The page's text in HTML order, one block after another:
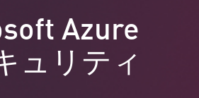
Azure
ュリティ